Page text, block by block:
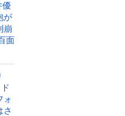
優
が
崩
面
ォ
さ